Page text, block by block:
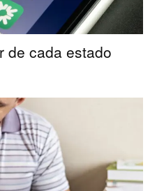
de cada estado